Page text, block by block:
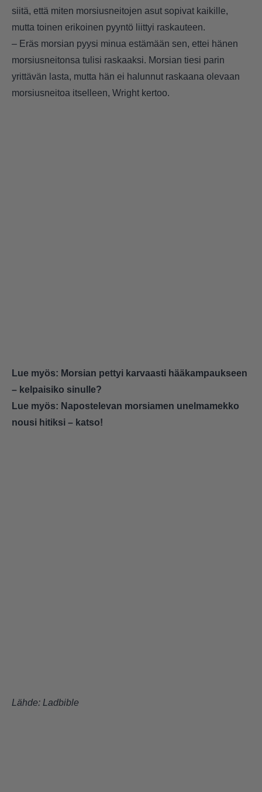
siitä, että miten morsiusneitojen asut sopivat kaikille,
mutta toinen erikoinen pyyntö liittyi raskauteen.
– Eräs morsian pyysi minua estämään sen, ettei hänen
morsiusneitonsa tulisi raskaaksi. Morsian tiesi parin
yrittävän lasta, mutta hän ei halunnut raskaana olevaan
morsiusneitoa itselleen, Wright kertoo.
Lue myös: Morsian pettyi karvaasti hääkampaukseen
– kelpaisiko sinulle?
Lue myös: Napostelevan morsiamen unelmamekko
nousi hitiksi – katso!
Lähde: Ladbible